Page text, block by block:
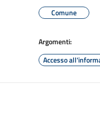
Comune
Argomenti:
Accesso